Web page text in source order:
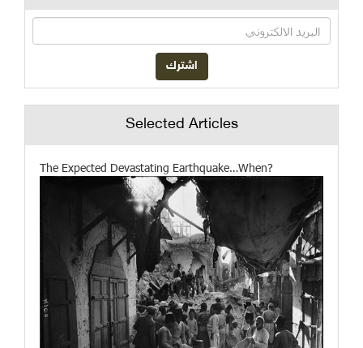
Selected Articles
The Expected Devastating Earthquake…When?